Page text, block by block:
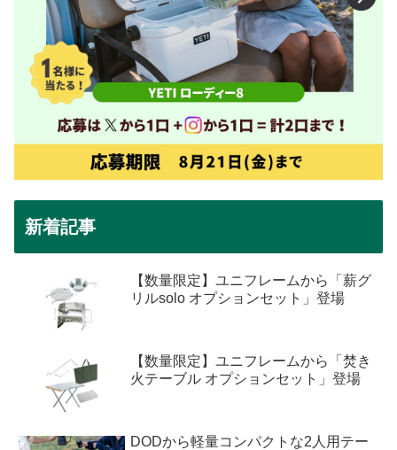
新着記事
【数量限定】ユニフレームから「薪グ
リルsolo オプションセット」登場
【数量限定】ユニフレームから「焚き
火テーブル オプションセット」登場
DODから軽量コンパクトな2人用テー